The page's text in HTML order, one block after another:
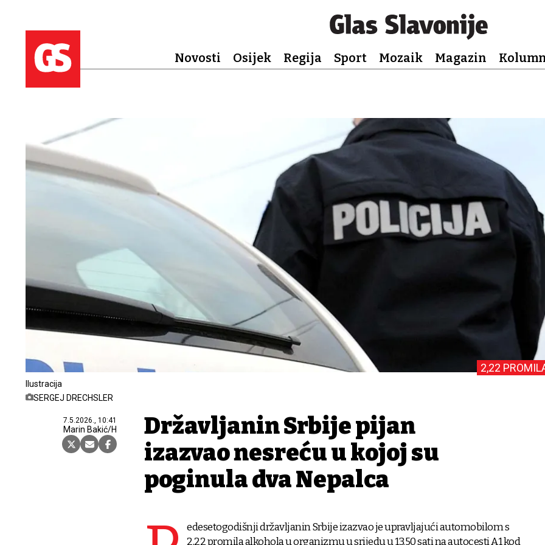
Novosti Osijek Regija Sport Mozaik Magazin
Ilustracija
SERGEJ DRECHSLER
7.5.2026., 10:41
Marin Bakić/H
2,22
Državljanin Srbije pijan
izazvao nesreću u kojoj su
poginula dva Nepalca
edesetogodišnji državljanin Srbije izazvao je upravljajući automobilom s
2,22 promila alkohola u organizmu u srijedu u 13.50 sati na autocesti A1 kod